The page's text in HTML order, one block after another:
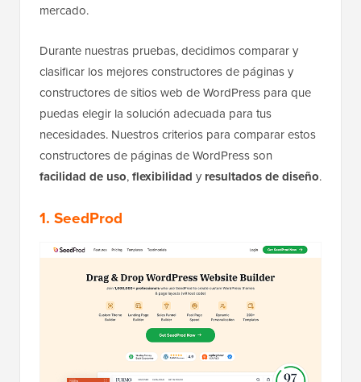
mercado.
Durante nuestras pruebas, decidimos comparar y
clasificar los mejores constructores de páginas y
constructores de sitios web de WordPress para que
puedas elegir la solución adecuada para tus
necesidades. Nuestros criterios para comparar estos
constructores de páginas de WordPress son
facilidad de uso,flexibilidad y resultados de diseño.
1. SeedProd